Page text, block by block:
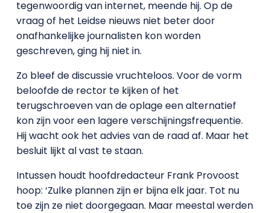
tegenwoordig van internet, meende hij. Op de
vraag of het Leidse nieuws niet beter door
onafhankelijke journalisten kon worden
geschreven, ging hij niet in.
Zo bleef de discussie vruchteloos. Voor de vorm
beloofde de rector te kijken of het
terugschroeven van de oplage een alternatief
kon zijn voor een lagere verschijningsfrequentie.
Hij wacht ook het advies van de raad af. Maar het
besluit lijkt al vast te staan.
Intussen houdt hoofdredacteur Frank Provoost
hoop: ‘Zulke plannen zijn er bijna elk jaar. Tot nu
toe zijn ze niet doorgegaan. Maar meestal werden